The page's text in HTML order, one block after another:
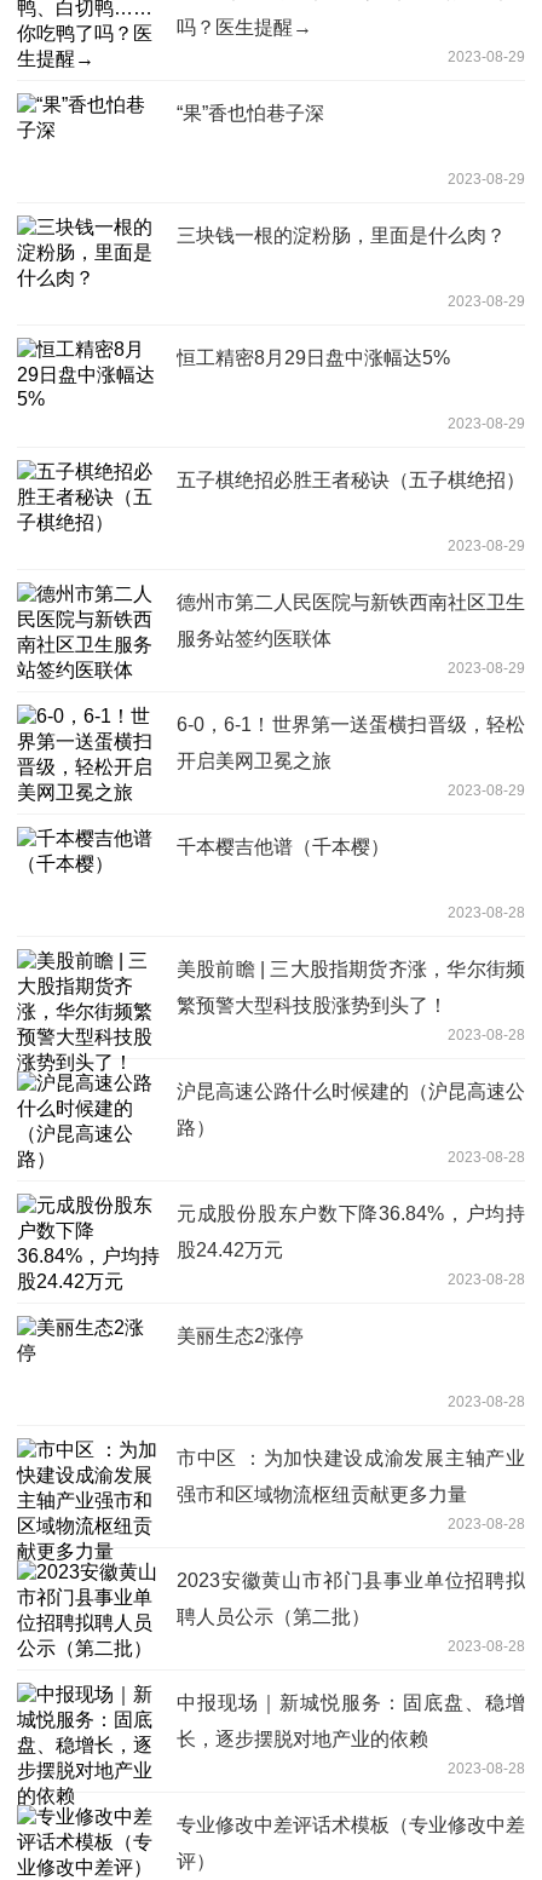
吗？医生提醒→
2023-08-29
“果”香也怕巷子深
2023-08-29
三块钱一根的淀粉肠，里面是什么肉？
2023-08-29
恒工精密8月29日盘中涨幅达5%
2023-08-29
五子棋绝招必胜王者秘诀（五子棋绝招）
2023-08-29
德州市第二人民医院与新铁西南社区卫生
服务站签约医联体
2023-08-29
6-0，6-1！世界第一送蛋横扫晋级，轻松
开启美网卫冕之旅
2023-08-29
千本樱吉他谱（千本樱）
2023-08-28
美股前瞻 | 三大股指期货齐涨，华尔街频
繁预警大型科技股涨势到头了！
2023-08-28
沪昆高速公路什么时候建的（沪昆高速公
路）
2023-08-28
元成股份股东户数下降36.84%，户均持
股24.42万元
2023-08-28
美丽生态2涨停
2023-08-28
市中区 ：为加快建设成渝发展主轴产业
强市和区域物流枢纽贡献更多力量
2023-08-28
2023安徽黄山市祁门县事业单位招聘拟
聘人员公示（第二批）
2023-08-28
中报现场｜新城悦服务：固底盘、稳增
长，逐步摆脱对地产业的依赖
2023-08-28
专业修改中差评话术模板（专业修改中差
评）